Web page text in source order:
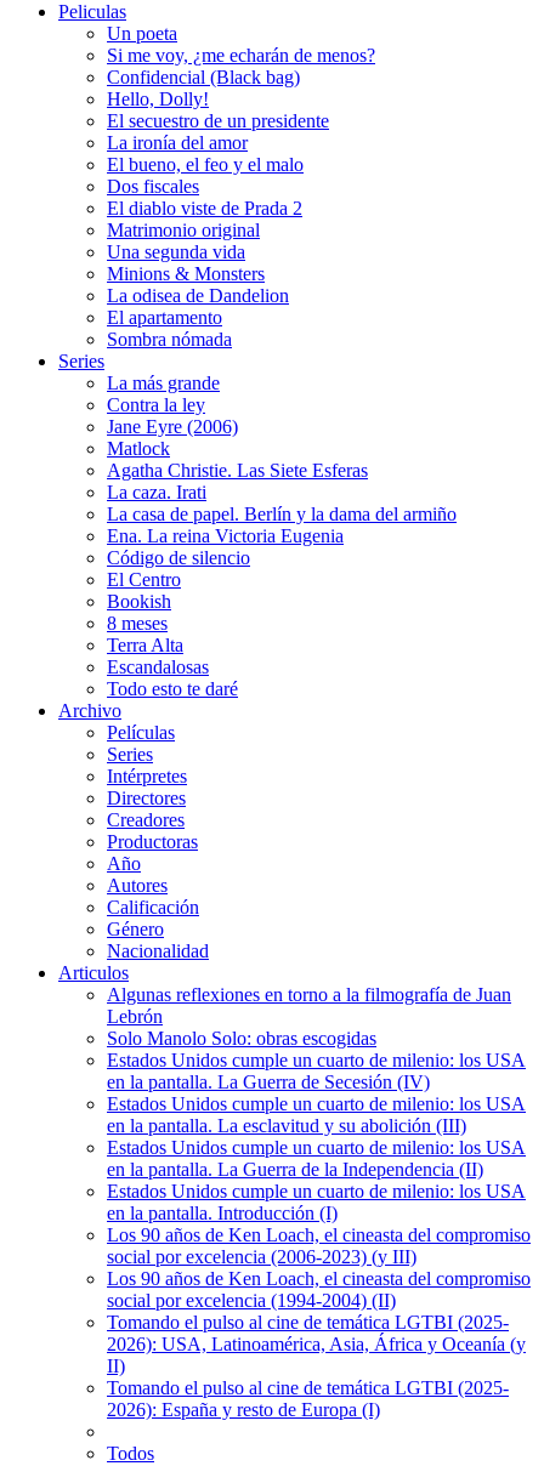
Peliculas
Un poeta
Si me voy, ¿me echarán de menos?
Confidencial (Black bag)
Hello, Dolly!
El secuestro de un presidente
La ironía del amor
El bueno, el feo y el malo
Dos fiscales
El diablo viste de Prada 2
Matrimonio original
Una segunda vida
Minions & Monsters
La odisea de Dandelion
El apartamento
Sombra nómada
Series
La más grande
Contra la ley
Jane Eyre (2006)
Matlock
Agatha Christie. Las Siete Esferas
La caza. Irati
La casa de papel. Berlín y la dama del armiño
Ena. La reina Victoria Eugenia
Código de silencio
El Centro
Bookish
8 meses
Terra Alta
Escandalosas
Todo esto te daré
Archivo
Películas
Series
Intérpretes
Directores
Creadores
Productoras
Año
Autores
Calificación
Género
Nacionalidad
Articulos
Algunas reflexiones en torno a la filmografía de Juan
Lebrón
Solo Manolo Solo: obras escogidas
Estados Unidos cumple un cuarto de milenio: los USA
en la pantalla. La Guerra de Secesión (IV)
Estados Unidos cumple un cuarto de milenio: los USA
en la pantalla. La esclavitud y su abolición (III)
Estados Unidos cumple un cuarto de milenio: los USA
en la pantalla. La Guerra de la Independencia (II)
Estados Unidos cumple un cuarto de milenio: los USA
en la pantalla. Introducción (I)
Los 90 años de Ken Loach, el cineasta del compromiso
social por excelencia (2006-2023) (y III)
Los 90 años de Ken Loach, el cineasta del compromiso
social por excelencia (1994-2004) (II)
Tomando el pulso al cine de temática LGTBI (2025-
2026): USA, Latinoamérica, Asia, África y Oceanía (y
II)
Tomando el pulso al cine de temática LGTBI (2025-
2026): España y resto de Europa (I)
Todos